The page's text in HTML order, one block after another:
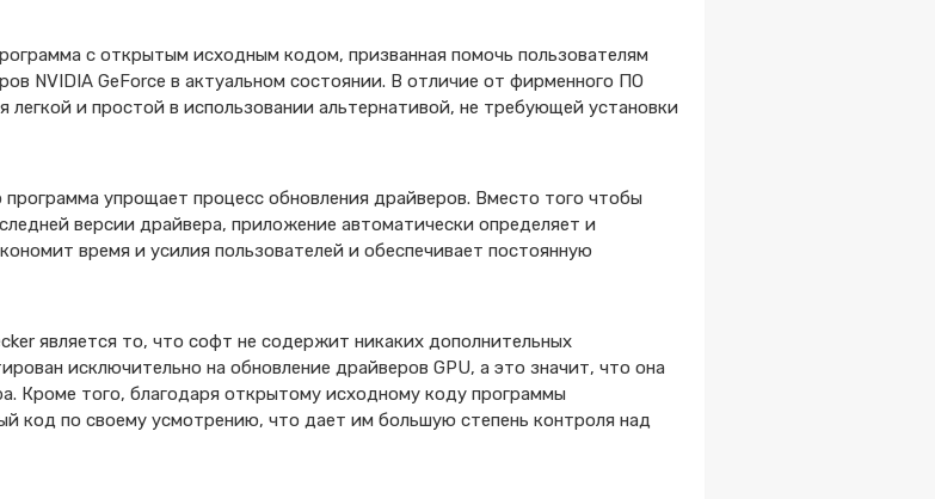
с открытым исходным кодом, призванная помочь пользователям
NVIDIA GeForce в актуальном состоянии. В отличие от фирменного ПО
легкой и простой в использовании альтернативой, не требующей установки
упрощает процесс обновления драйверов. Вместо того чтобы
версии драйвера, приложение автоматически определяет и
время и усилия пользователей и обеспечивает постоянную
является то, что софт не содержит никаких дополнительных
исключительно на обновление драйверов GPU, а это значит, что она
Кроме того, благодаря открытому исходному коду программы
код по своему усмотрению, что дает им большую степень контроля над